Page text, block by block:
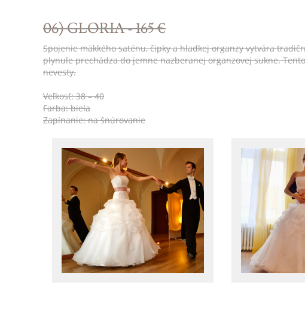
06) GLORIA - 165 €
Spojenie mäkkého saténu, čipky a hladkej organzy vytvára
plynule prechádza do jemne nazberanej organzovej sukne.
nevesty.
Veľkosť: 38 – 40
Farba: biela
Zapínanie: na šnúrovanie